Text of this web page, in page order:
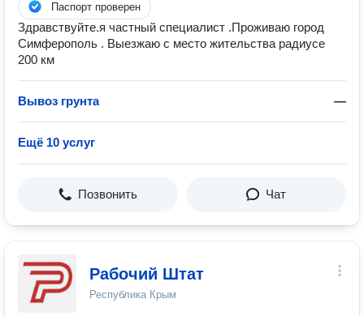
Паспорт проверен
Здравствуйте.я частный специалист .Проживаю город
Симферополь . Выезжаю с место жительства радиусе
200 км
Вывоз грунта —
Ещё 10 услуг
Позвонить Чат
Рабочий Штат
Республика Крым